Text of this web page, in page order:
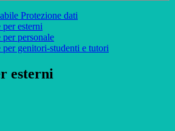
Protezione dati
esterni
personale
genitori-studenti e tutori
esterni